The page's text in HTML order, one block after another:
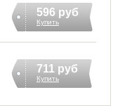
596 руб
Купить
711 руб
Купить